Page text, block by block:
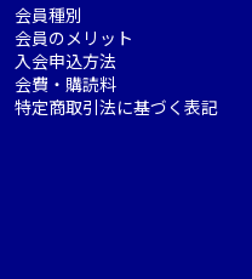
会員種別
会員のメリット
入会申込方法
会費・購読料
特定商取引法に基づく表記